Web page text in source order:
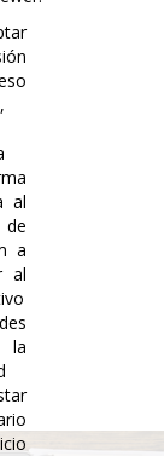
al
de
a
al